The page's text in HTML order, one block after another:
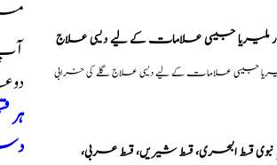
آپ
ہر
اور ملیریا جیسی علامات کے لیے دیسی علاج
ملیریا جیسی علامات کے لیے دیسی علاج گلے کی خرابی
قسط البحری، قسط شیریں، قسط عربی،